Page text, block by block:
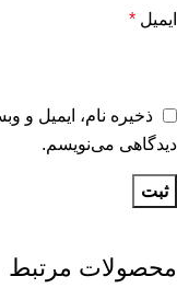
ایمیل *
ذخیره نام، ایمیل و
دیدگاهی می‌نویسم.
محصولات مرتبط